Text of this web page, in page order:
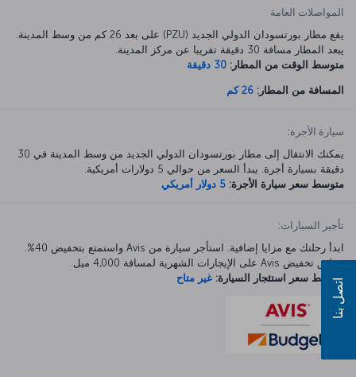
المواصلات العامة
يقع مطار بورتسودان الدولي الجديد (PZU) على بعد 26 كم من وسط المدينة.
يبعد المطار مسافة 30 دقيقة تقريبا عن مركز المدينة.
متوسط الوقت من المطار: 30 دقيقة
المسافة من المطار: 26 كم
سيارة الأجرة:
يمكنك الانتقال إلى مطار بورتسودان الدولي الجديد من وسط المدينة في 30
دقيقة بسيارة أجرة. يبدأ السعر من حوالي 5 دولارات أمريكية.
متوسط سعر سيارة الأجرة: 5 دولار أمريكي
تأجير السيارات:
ابدأ رحلتك مع مزايا إضافية. استأجر سيارة من Avis واستمتع بتخفيض 40%.
ينطبق تخفيض Avis على الإيجارات الشهرية لمسافة 4,000 ميل.
متوسط سعر استئجار السيارة: غير متاح اتصل بنا